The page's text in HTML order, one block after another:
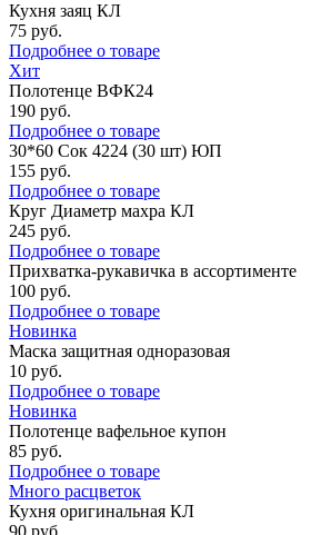
Кухня заяц КЛ
75 руб.
Подробнее о товаре
Хит
Полотенце ВФК24
190 руб.
Подробнее о товаре
30*60 Сок 4224 (30 шт) ЮП
155 руб.
Подробнее о товаре
Круг Диаметр махра КЛ
245 руб.
Подробнее о товаре
Прихватка-рукавичка в ассортименте
100 руб.
Подробнее о товаре
Новинка
Маска защитная одноразовая
10 руб.
Подробнее о товаре
Новинка
Полотенце вафельное купон
85 руб.
Подробнее о товаре
Много расцветок
Кухня оригинальная КЛ